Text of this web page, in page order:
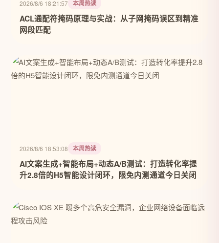
2026/8/6 18:21:57 本周热读
ACL通配符掩码原理与实战：从子网掩码误区到精准
网段匹配
2026/8/6 18:53:08 本周热读
AI文案生成+智能布局+动态A/B测试：打造转化率提
升2.8倍的H5智能设计闭环，限免内测通道今日关闭